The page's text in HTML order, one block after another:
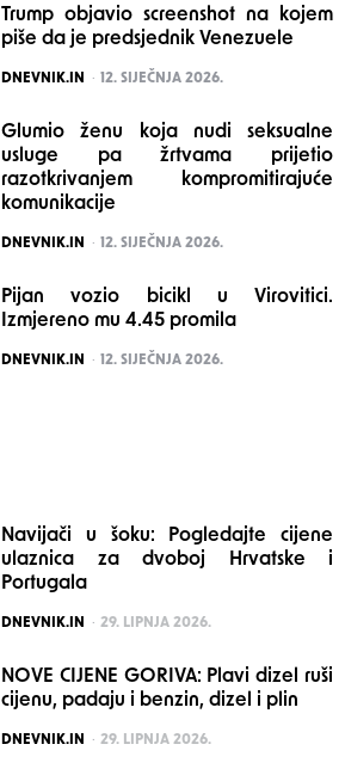
Trump objavio screenshot na kojem
piše da je predsjednik Venezuele
POSTED
DNEVNIK.IN 12. SIJEČNJA 2026.
Glumio ženu koja nudi seksualne
usluge pa žrtvama prijetio
razotkrivanjem kompromitirajuće
komunikacije
POSTED
DNEVNIK.IN 12. SIJEČNJA 2026.
Pijan vozio bicikl u Virovitici.
Izmjereno mu 4.45 promila
POSTED
DNEVNIK.IN 12. SIJEČNJA 2026.
Navijači u šoku: Pogledajte cijene
ulaznica za dvoboj Hrvatske i
Portugala
POSTED
DNEVNIK.IN 29. LIPNJA 2026.
NOVE CIJENE GORIVA: Plavi dizel ruši
cijenu, padaju i benzin, dizel i plin
POSTED
DNEVNIK.IN 29. LIPNJA 2026.